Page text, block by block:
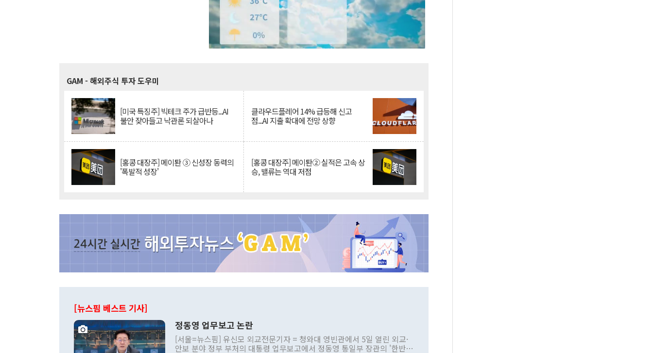
GAM - 해외주식 투자 도우미
[미국 특징주] 빅테크 주가 급반등...AI
불안 잦아들고 낙관론 되살아나
클라우드플레어 14% 급등해 신고
점...AI 지출 확대에 전망 상향
[홍콩 대장주] 메이퇀 ③ 신성장 동력의
'폭발적 성장'
[홍콩 대장주] 메이퇀② 실적은 고속 상
승, 밸류는 역대 저점
[뉴스핌 베스트 기사]
정동영 업무보고 논란
[서울=뉴스핌] 유신모 외교전문기자 = 청와대 영빈관에서 5일 열린 외교·
안보 분야 정부 부처의 대통령 업무보고에서 정동영 통일부 장관의 '한반도